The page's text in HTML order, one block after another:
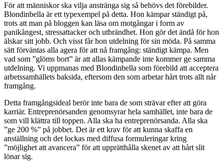
För att människor ska vilja anstränga sig så behövs det förebilder.
Blondinbella är ett typexempel på detta. Hon kämpar ständigt på,
trots att man på bloggen kan läsa om motgångar i form av
panikångest, stressattacker och utbrändhet. Hon gör det ändå för hon
älskar sitt jobb. Och visst får hon utdelning för sin möda. På samma
sätt förväntas alla agera för att nå framgång: ständigt kämpa. Men
vad som ”glöms bort” är att allas kämpande inte kommer ge samma
utdelning. Vi uppmanas med Blondinbella som förebild att acceptera
arbetssamhällets baksida, eftersom den som arbetar hårt trots allt når
framgång.
Detta framgångsideal berör inte bara de som strävar efter att göra
karriär. Entreprenörsanden genomsyrar hela samhället, inte bara de
som vill klättra till toppen. Alla ska ha entreprenörsanda. Alla ska
”ge 200 %” på jobbet. Det är ett krav för att kunna skaffa en
anställning och det lockas med diffusa formuleringar kring
”möjlighet att avancera” för att upprätthålla skenet av att hårt slit
lönar sig.